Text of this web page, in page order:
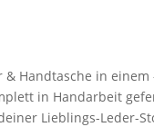
& Handtasche in einem
in Handarbeit
Lieblings-Leder-